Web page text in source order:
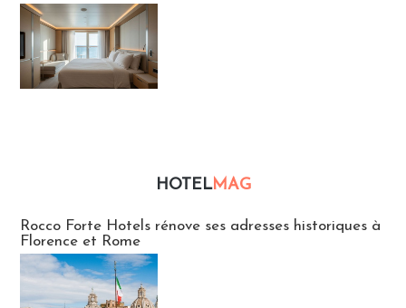
HOTELMAG
Rocco Forte Hotels rénove ses adresses historiques à
Florence et Rome